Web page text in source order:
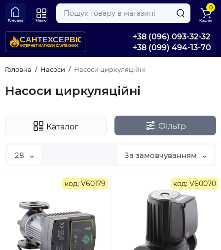
+38 (096) 093-32-32
+38 (099) 494-13-70
Головна Меню
0
Кошик
Головна Насоси Насоси циркуляційні
Насоси циркуляційні
Каталог Фільтр
28 За замовчуванням
код: V60179 код: V60070